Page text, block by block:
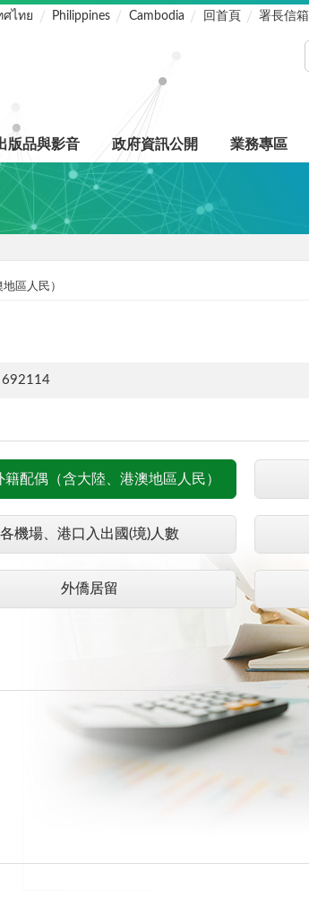
ศไทย Philippines Cambodia 回首頁 署長信箱
版品與影音 政府資訊公開 業務專區
區人民）
692114
籍配偶（含大陸、港澳地區人民）
各機場、港口入出國(境)人數
外僑居留